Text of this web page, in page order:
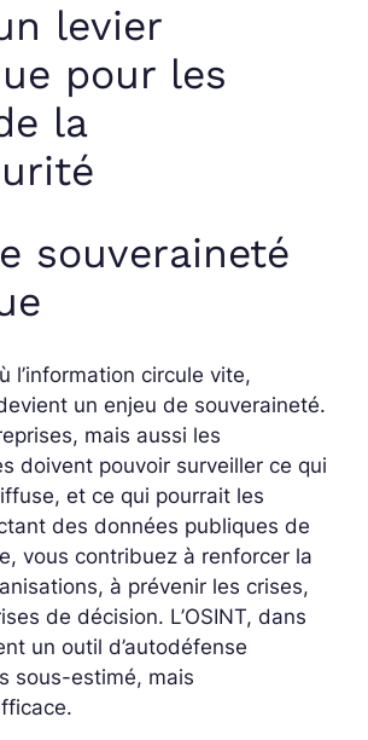
levier
pour les
la
souveraineté
l’information circule vite,
un enjeu de souveraineté.
mais aussi les
doivent pouvoir surveiller ce qui
et ce qui pourrait les
des données publiques de
vous contribuez à renforcer la
à prévenir les crises,
de décision. L’OSINT, dans
un outil d’autodéfense
sous-estimé, mais